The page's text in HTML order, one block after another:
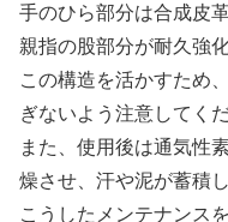
手のひら部分は合成皮
親指の股部分が耐久強
この構造を活かすため
ぎないよう注意してくだ
また、使用後は通気性
燥させ、汗や泥が蓄積
こうしたメンテナンス